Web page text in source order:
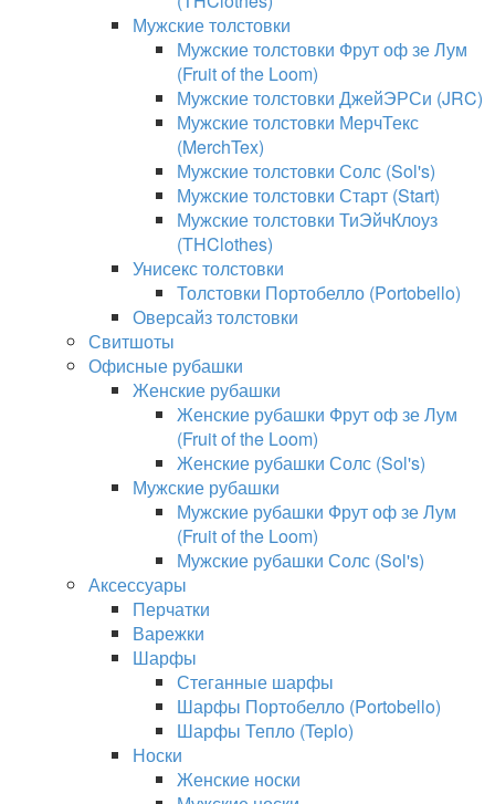
Мужские толстовки
Мужские толстовки Фрут оф зе Лум
(Fruit of the Loom)
Мужские толстовки ДжейЭРСи (JRC)
Мужские толстовки МерчТекс
(MerchTex)
Мужские толстовки Солс (Sol's)
Мужские толстовки Старт (Start)
Мужские толстовки ТиЭйчКлоуз
(THClothes)
Унисекс толстовки
Толстовки Портобелло (Portobello)
Оверсайз толстовки
Свитшоты
Офисные рубашки
Женские рубашки
Женские рубашки Фрут оф зе Лум
(Fruit of the Loom)
Женские рубашки Солс (Sol's)
Мужские рубашки
Мужские рубашки Фрут оф зе Лум
(Fruit of the Loom)
Мужские рубашки Солс (Sol's)
Аксессуары
Перчатки
Варежки
Шарфы
Стеганные шарфы
Шарфы Портобелло (Portobello)
Шарфы Тепло (Teplo)
Носки
Женские носки